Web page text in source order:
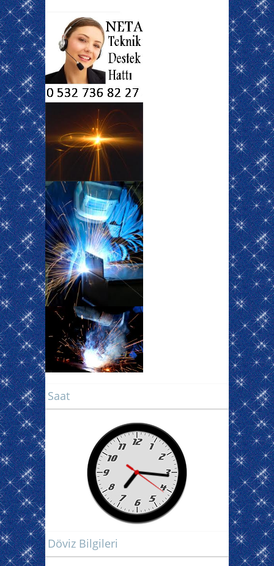
Saat
Döviz Bilgileri